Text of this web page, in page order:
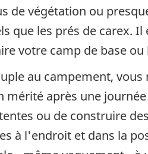
de végétation ou
que les prés de carex.
votre camp de base
au campement,
après une
ou de construire
à l'endroit et dans la